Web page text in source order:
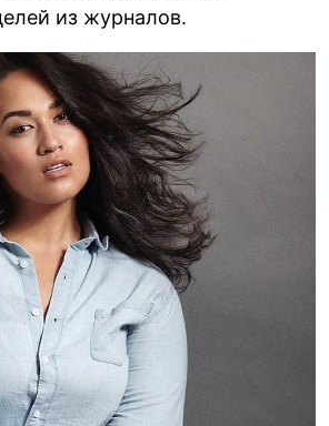
из журналов.